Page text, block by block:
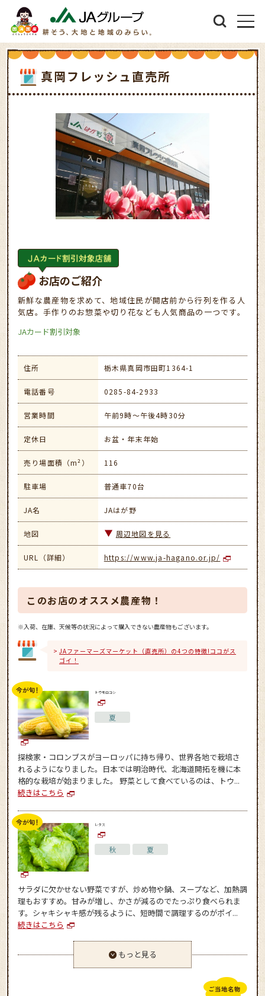
真岡フレッシュ直売所
お店のご紹介
新鮮な農産物を求めて、地域住民が開店前から行列を作る人
気店。手作りのお惣菜や切り花なども人気商品の一つです。
JAカード割引対象
住所 栃木県真岡市田町1364-1
電話番号 0285-84-2933
営業時間 午前9時～午後4時30分
定休日 お盆・年末年始
売り場面積（m²） 116
駐車場 普通車70台
JA名 JAはが野
地図 周辺地図を見る
URL（詳細） https://www.ja-hagano.or.jp/
このお店のオススメ農産物！
※入荷、在庫、天候等の状況によって購入できない農産物もございます。
JAファーマーズマーケット（直売所）の4つの特徴!ココがス
ゴイ！
トウモロコシ
夏
探検家・コロンブスがヨーロッパに持ち帰り、世界各地で栽培さ
れるようになりました。日本では明治時代、北海道開拓を機に本
格的な栽培が始まりました。 野菜として食べているのは、トウ...
続きはこちら
レタス
秋 夏
サラダに欠かせない野菜ですが、炒め物や鍋、スープなど、加熱調
理もおすすめ。甘みが増し、かさが減るのでたっぷり食べられま
す。シャキシャキ感が残るように、短時間で調理するのがポイ...
続きはこちら
もっと見る